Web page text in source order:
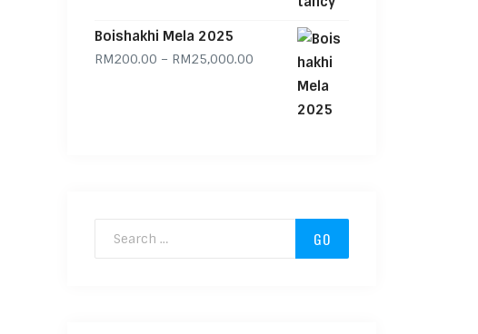
Boishakhi Mela 2025
RM200.00 – RM25,000.00 Price range: RM200.00 through